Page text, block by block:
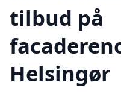
tilbud på
Helsingør